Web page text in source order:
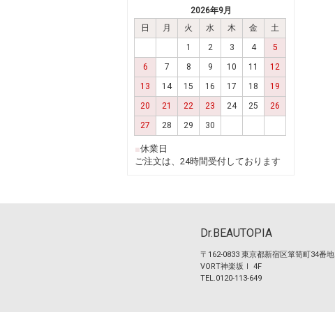
2026年9月
日
月 火 水 木 金
土
1
2 3 4
5
6
7 8 9 10 11
12
13
14 15 16 17 18
19
20
21 22 23 24 25
26
27
28 29 30
■休業日
ご注文は、24時間受付しております
Dr.BEAUTOPIA
〒162-0833 東京都新宿区箪笥町34番地
VORT神楽坂Ⅰ 4F
TEL.0120-113-649